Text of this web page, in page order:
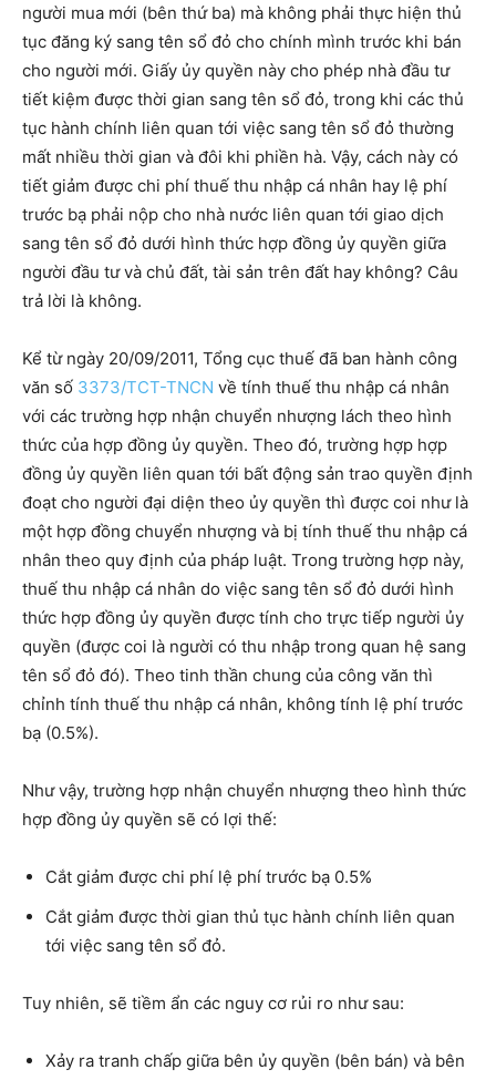
người mua mới (bên thứ ba) mà không phải thực hiện thủ
tục đăng ký sang tên sổ đỏ cho chính mình trước khi bán
cho người mới. Giấy ủy quyền này cho phép nhà đầu tư
tiết kiệm được thời gian sang tên sổ đỏ, trong khi các thủ
tục hành chính liên quan tới việc sang tên sổ đỏ thường
mất nhiều thời gian và đôi khi phiền hà. Vậy, cách này có
tiết giảm được chi phí thuế thu nhập cá nhân hay lệ phí
trước bạ phải nộp cho nhà nước liên quan tới giao dịch
sang tên sổ đỏ dưới hình thức hợp đồng ủy quyền giữa
người đầu tư và chủ đất, tài sản trên đất hay không? Câu
trả lời là không.
Kể từ ngày 20/09/2011, Tổng cục thuế đã ban hành công
văn số 3373/TCT-TNCN về tính thuế thu nhập cá nhân
với các trường hợp nhận chuyển nhượng lách theo hình
thức của hợp đồng ủy quyền. Theo đó, trường hợp hợp
đồng ủy quyền liên quan tới bất động sản trao quyền định
đoạt cho người đại diện theo ủy quyền thì được coi như là
một hợp đồng chuyển nhượng và bị tính thuế thu nhập cá
nhân theo quy định của pháp luật. Trong trường hợp này,
thuế thu nhập cá nhân do việc sang tên sổ đỏ dưới hình
thức hợp đồng ủy quyền được tính cho trực tiếp người ủy
quyền (được coi là người có thu nhập trong quan hệ sang
tên sổ đỏ đó). Theo tinh thần chung của công văn thì
chỉnh tính thuế thu nhập cá nhân, không tính lệ phí trước
bạ (0.5%).
Như vậy, trường hợp nhận chuyển nhượng theo hình thức
hợp đồng ủy quyền sẽ có lợi thế:
Cắt giảm được chi phí lệ phí trước bạ 0.5%
Cắt giảm được thời gian thủ tục hành chính liên quan
tới việc sang tên sổ đỏ.
Tuy nhiên, sẽ tiềm ẩn các nguy cơ rủi ro như sau:
Xảy ra tranh chấp giữa bên ủy quyền (bên bán) và bên